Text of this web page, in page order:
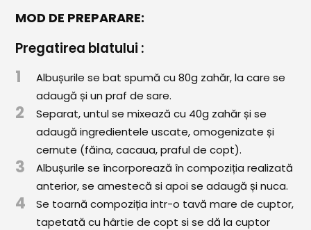
CONCURS
MOD DE PREPARARE:
Pregatirea blatului :
1
Albușurile se bat spumă cu 80g zahăr, la care se
adaugă și un praf de sare.
2
Separat, untul se mixează cu 40g zahăr și se
adaugă ingredientele uscate, omogenizate și
cernute (făina, cacaua, praful de copt).
3
Albușurile se încorporează în compoziția realizată
anterior, se amestecă si apoi se adaugă și nuca.
4
Se toarnă compoziția intr-o tavă mare de cuptor,
tapetată cu hârtie de copt si se dă la cuptor